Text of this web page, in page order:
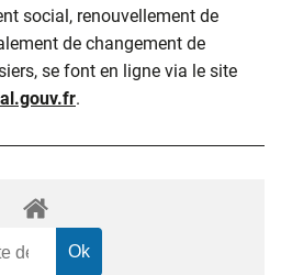
social, renouvellement de
de changement de
se font en ligne via le site
.